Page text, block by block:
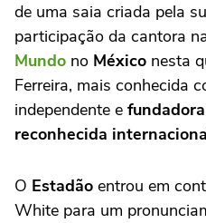
de uma saia criada pela
participação da cantora
Mundo no México nesta
Ferreira, mais conhecida
independente e
reconhecida
O Estadão entrou em
White para um